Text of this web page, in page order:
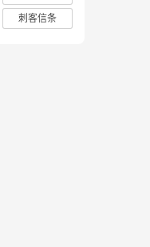
刺客信条